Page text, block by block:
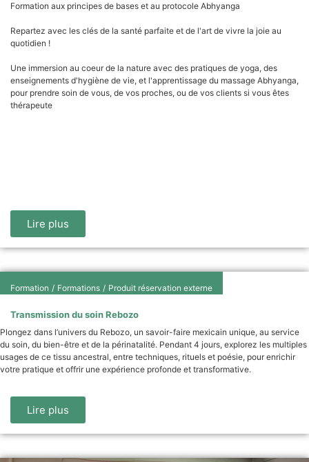
Formation aux principes de bases et au protocole Abhyanga
​Repartez avec les clés de la santé parfaite et de l'art de vivre la joie au
quotidien !
Une immersion au coeur de la nature avec des pratiques de yoga, des
enseignements d'hygiène de vie, et l'apprentissage du massage Abhyanga,
pour prendre soin de vous, de vos proches, ou de vos clients si vous êtes
thérapeute
Lire plus
Formation / Formations / Produit réservation externe
Transmission du soin Rebozo
Plongez dans l’univers du Rebozo, un savoir-faire mexicain unique, au service
du soin, du bien-être et de la périnatalité. Pendant 4 jours, explorez les multiples
usages de ce tissu ancestral, entre techniques, rituels et poésie, pour enrichir
votre pratique et offrir une expérience profonde et transformative.
Lire plus